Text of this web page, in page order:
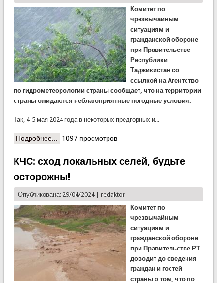
Комитет по
чрезвычайным
ситуациям и
гражданской обороне
при Правительстве
Республики
Таджикистан со
ссылкой на Агентство
по гидрометеорологии страны сообщает, что на территории
страны ожидаются неблагоприятные погодные условия.
Так, 4-5 мая 2024 года в некоторых предгорных и...
Подробнее... о КЧС: ожидаются гроза, град и усиление ветра,
1097 просмотров
КЧС: сход локальных селей, будьте
осторожны!
Опубликована: 29/04/2024 | redaktor
Комитет по
чрезвычайным
ситуациям и
гражданской обороне
при Правительстве РТ
доводит до сведения
граждан и гостей
страны о том, что по